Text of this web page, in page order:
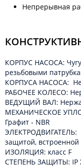
Непрерывная
КОРПУС НАСОСА:
резьбовыми
КОРПУСА НАСОСА:
РАБОЧЕЕ КОЛЕСО:
ВЕДУЩИЙ ВАЛ:
МЕХАНИЧЕСКОЕ
Графит - NBR
ЭЛЕКТРОДВИГАТЕЛЬ:
защитой, встроенной
ИЗОЛЯЦИЯ: класс F
СТЕПЕНЬ ЗАЩИТЫ: IP